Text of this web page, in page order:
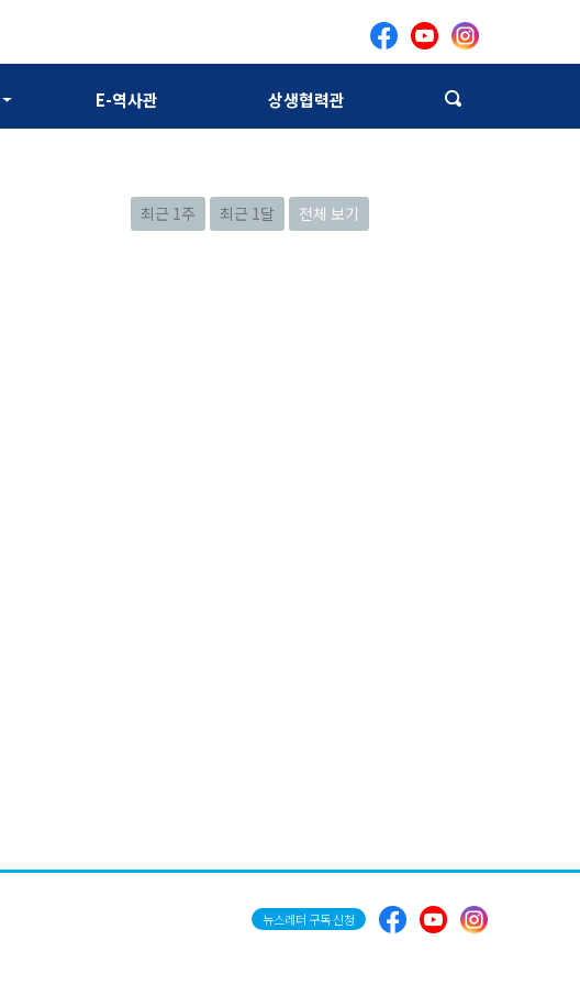
E-역사관 상생협력관
최근 1주 최근 1달 전체 보기
뉴스레터 구독 신청